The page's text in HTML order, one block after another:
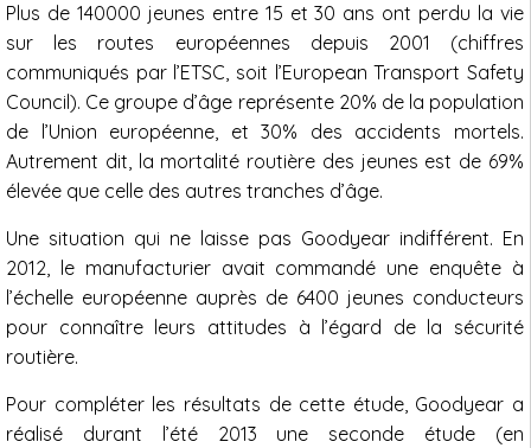
Plus de 140000 jeunes entre 15 et 30 ans ont perdu la vie
sur les routes européennes depuis 2001 (chiffres
communiqués par l’ETSC, soit l’European Transport Safety
Council). Ce groupe d’âge représente 20% de la population
de l’Union européenne, et 30% des accidents mortels.
Autrement dit, la mortalité routière des jeunes est de 69%
élevée que celle des autres tranches d’âge.
Une situation qui ne laisse pas Goodyear indifférent. En
2012, le manufacturier avait commandé une enquête à
l’échelle européenne auprès de 6400 jeunes conducteurs
pour connaître leurs attitudes à l’égard de la sécurité
routière.
Pour compléter les résultats de cette étude, Goodyear a
réalisé durant l’été 2013 une seconde étude (en